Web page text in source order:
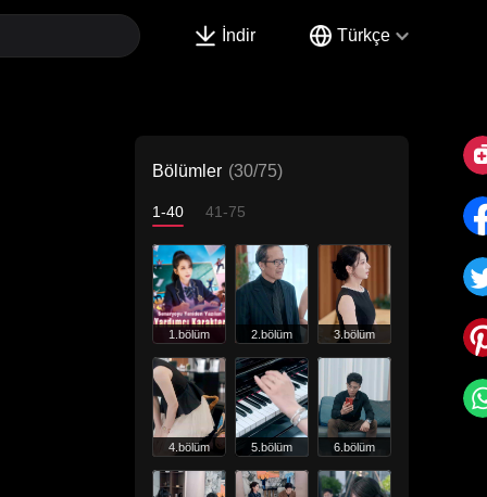
İndir Türkçe
Bölümler (30/75)
1-40 41-75
1.bölüm 2.bölüm 3.bölüm
4.bölüm 5.bölüm 6.bölüm